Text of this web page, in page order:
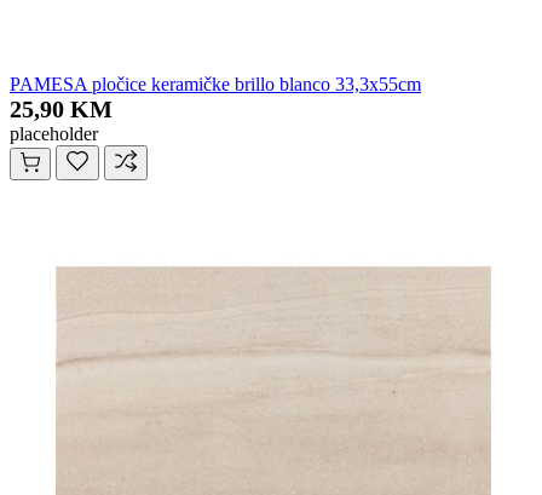
PAMESA pločice keramičke brillo blanco 33,3x55cm
25,90 KM
placeholder